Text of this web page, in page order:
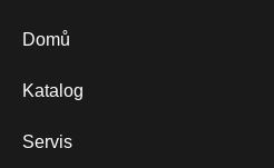
Domů
Katalog
Servis